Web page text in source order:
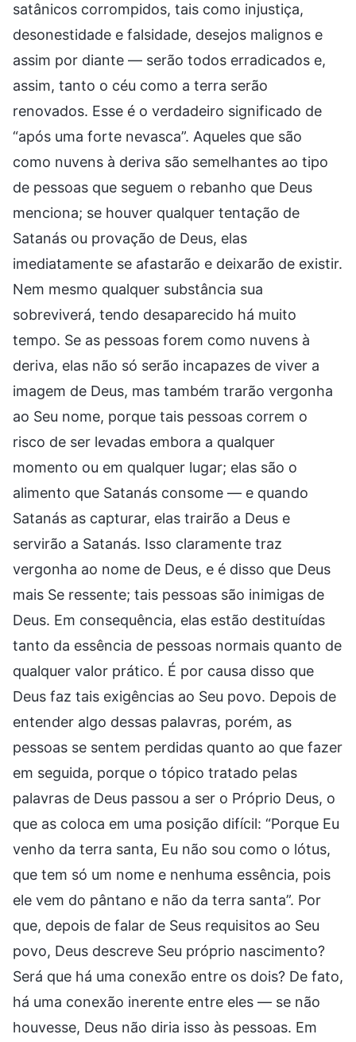
satânicos corrompidos, tais como injustiça,
desonestidade e falsidade, desejos malignos e
assim por diante — serão todos erradicados e,
assim, tanto o céu como a terra serão
renovados. Esse é o verdadeiro significado de
“após uma forte nevasca”. Aqueles que são
como nuvens à deriva são semelhantes ao tipo
de pessoas que seguem o rebanho que Deus
menciona; se houver qualquer tentação de
Satanás ou provação de Deus, elas
imediatamente se afastarão e deixarão de existir.
Nem mesmo qualquer substância sua
sobreviverá, tendo desaparecido há muito
tempo. Se as pessoas forem como nuvens à
deriva, elas não só serão incapazes de viver a
imagem de Deus, mas também trarão vergonha
ao Seu nome, porque tais pessoas correm o
risco de ser levadas embora a qualquer
momento ou em qualquer lugar; elas são o
alimento que Satanás consome — e quando
Satanás as capturar, elas trairão a Deus e
servirão a Satanás. Isso claramente traz
vergonha ao nome de Deus, e é disso que Deus
mais Se ressente; tais pessoas são inimigas de
Deus. Em consequência, elas estão destituídas
tanto da essência de pessoas normais quanto de
qualquer valor prático. É por causa disso que
Deus faz tais exigências ao Seu povo. Depois de
entender algo dessas palavras, porém, as
pessoas se sentem perdidas quanto ao que fazer
em seguida, porque o tópico tratado pelas
palavras de Deus passou a ser o Próprio Deus, o
que as coloca em uma posição difícil: “Porque Eu
venho da terra santa, Eu não sou como o lótus,
que tem só um nome e nenhuma essência, pois
ele vem do pântano e não da terra santa”. Por
que, depois de falar de Seus requisitos ao Seu
povo, Deus descreve Seu próprio nascimento?
Será que há uma conexão entre os dois? De fato,
há uma conexão inerente entre eles — se não
houvesse, Deus não diria isso às pessoas. Em